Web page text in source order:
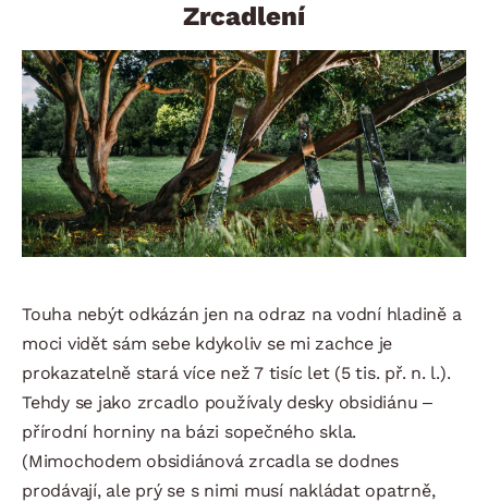
Zrcadlení
Touha nebýt odkázán jen na odraz na vodní hladině a
moci vidět sám sebe kdykoliv se mi zachce je
prokazatelně stará více než 7 tisíc let (5 tis. př. n. l.).
Tehdy se jako zrcadlo používaly desky obsidiánu –
přírodní horniny na bázi sopečného skla.
(Mimochodem obsidiánová zrcadla se dodnes
prodávají, ale prý se s nimi musí nakládat opatrně,